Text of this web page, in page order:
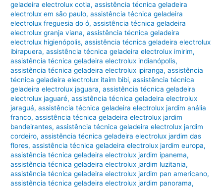
geladeira electrolux cotia,assistência técnica geladeira
electrolux em são paulo,assistência técnica geladeira
electrolux freguesia do ó,assistência técnica geladeira
electrolux granja viana,assistência técnica geladeira
electrolux higienópolis,assistência técnica geladeira electrolux
ibirapuera,assistência técnica geladeira electrolux imirim,
assistência técnica geladeira electrolux indianópolis,
assistência técnica geladeira electrolux ipiranga,assistência
técnica geladeira electrolux itaim bibi,assistência técnica
geladeira electrolux jaguara,assistência técnica geladeira
electrolux jaguaré,assistência técnica geladeira electrolux
jaraguá,assistência técnica geladeira electrolux jardim anália
franco,assistência técnica geladeira electrolux jardim
bandeirantes,assistência técnica geladeira electrolux jardim
cordeiro,assistência técnica geladeira electrolux jardim das
flores,assistência técnica geladeira electrolux jardim europa,
assistência técnica geladeira electrolux jardim ipanema,
assistência técnica geladeira electrolux jardim luzitania,
assistência técnica geladeira electrolux jardim pan americano,
assistência técnica geladeira electrolux jardim panorama,